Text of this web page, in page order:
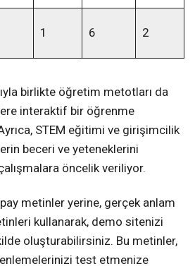
1 6 2
birlikte öğretim metotları da
interaktif bir öğrenme
STEM eğitimi ve girişimcilik
beceri ve yeteneklerini
öncelik veriliyor.
metinler yerine, gerçek anlam
kullanarak, demo sitenizi
oluşturabilirsiniz. Bu metinler,
test etmenize